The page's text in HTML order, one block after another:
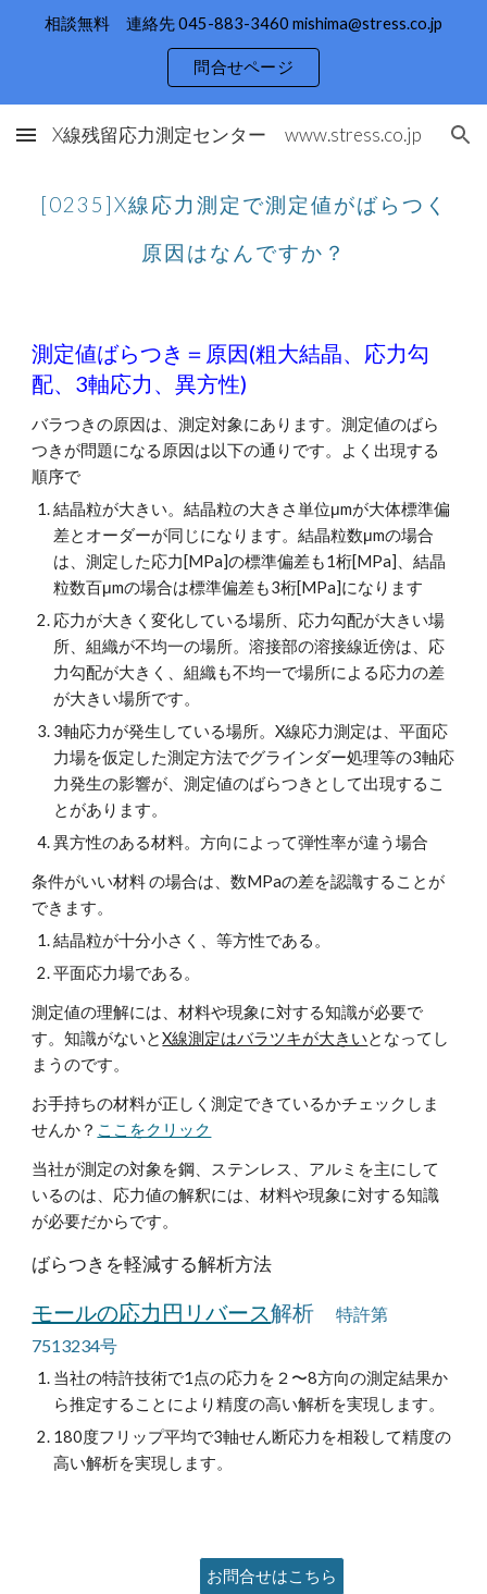
相談無料 連絡先 045-883-3460 mishima@stress.co.jp
問合せページ
X線残留応力測定センター www.stress.co.jp
[0235]X線応力測定で測定値がばらつく
原因はなんですか？
測定値ばらつき＝原因(粗大結晶、応力勾
配、3軸応力、異方性)
バラつきの原因は、測定対象にあります。測定値のばら
つきが問題になる原因は以下の通りです。よく出現する
順序で
結晶粒が大きい。結晶粒の大きさ単位μmが大体標準偏
差とオーダーが同じになります。結晶粒数μmの場合
は、測定した応力[MPa]の標準偏差も1桁[MPa]、結晶
粒数百μmの場合は標準偏差も3桁[MPa]になります
応力が大きく変化している場所、応力勾配が大きい場
所、組織が不均一の場所。溶接部の溶接線近傍は、応
力勾配が大きく、組織も不均一で場所による応力の差
が大きい場所です。
3軸応力が発生している場所。X線応力測定は、平面応
力場を仮定した測定方法でグラインダー処理等の3軸応
力発生の影響が、測定値のばらつきとして出現するこ
とがあります。
異方性のある材料。方向によって弾性率が違う場合
条件がいい材料 の場合は、数MPaの差を認識することが
できます。
結晶粒が十分小さく、等方性である。
平面応力場である。
測定値の理解には、材料や現象に対する知識が必要で
す。知識がないとX線測定はバラツキが大きいとなってし
まうのです。
お手持ちの材料が正しく測定できているかチェックしま
せんか？ ここをクリック
当社が測定の対象を鋼、ステンレス、アルミを主にして
いるのは、応力値の解釈には、材料や現象に対する知識
が必要だからです。
ばらつきを軽減する解析方法
モールの応力円リバース解析特許第
7513234号
当社の特許技術で1点の応力を２〜8方向の測定結果か
ら推定することにより精度の高い解析を実現します。
180度フリップ平均で3軸せん断応力を相殺して精度の
高い解析を実現します。
お問合せはこちら